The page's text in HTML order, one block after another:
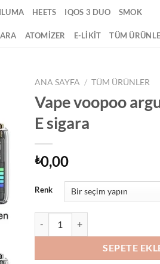
HEETS IQOS 3 DUO SMOK
ATOMIZER E-LIKIT TÜM
ANA SAYFA / TÜM ÜRÜNLER
Vape voopoo
E sigara
₺0,00
Renk
SEPETE